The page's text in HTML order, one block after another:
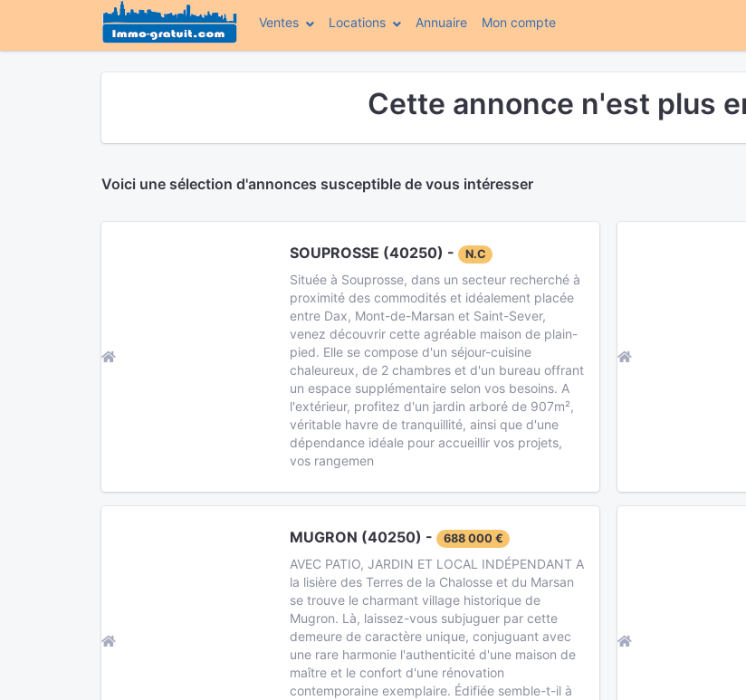
Ventes Locations Annuaire Mon compte(current)
Cette annonce n'est plus
Voici une sélection d'annonces susceptible de vous intéresser
SOUPROSSE (40250) - N.C
Située à Souprosse, dans un secteur recherché à
proximité des commodités et idéalement placée
entre Dax, Mont-de-Marsan et Saint-Sever,
venez découvrir cette agréable maison de plain-
pied. Elle se compose d'un séjour-cuisine
chaleureux, de 2 chambres et d'un bureau offrant
un espace supplémentaire selon vos besoins. A
l'extérieur, profitez d'un jardin arboré de 907m²,
véritable havre de tranquillité, ainsi que d'une
dépendance idéale pour accueillir vos projets,
vos rangemen
MUGRON (40250) - 688 000 €
AVEC PATIO, JARDIN ET LOCAL INDÉPENDANT A
la lisière des Terres de la Chalosse et du Marsan
se trouve le charmant village historique de
Mugron. Là, laissez-vous subjuguer par cette
demeure de caractère unique, conjuguant avec
une rare harmonie l'authenticité d'une maison de
maître et le confort d'une rénovation
contemporaine exemplaire. Édifiée semble-t-il à